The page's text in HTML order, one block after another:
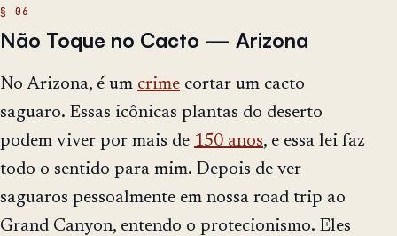
Não Toque no Cacto — Arizona
No Arizona, é um crime cortar um cacto
saguaro. Essas icônicas plantas do deserto
podem viver por mais de 150 anos, e essa lei faz
todo o sentido para mim. Depois de ver
saguaros pessoalmente em nossa road trip ao
Grand Canyon, entendo o protecionismo. Eles